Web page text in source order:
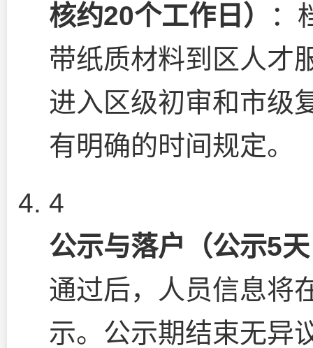
核约20个工作日）
：
带纸质材料到区人才
进入区级初审和市级
有明确的时间规定。
4
公示与落户（公示5
通过后，人员信息将
示。公示期结束无异